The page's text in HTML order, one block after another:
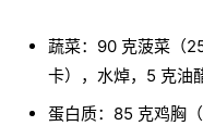
蔬菜：90 克菠菜（
卡），水焯，5 克油
蛋白质：85 克鸡胸